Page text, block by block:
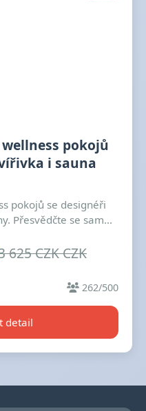
pokojů
i sauna
pokojů se designéři
Přesvědčte se sam...
625 CZK CZK
262/500
detail